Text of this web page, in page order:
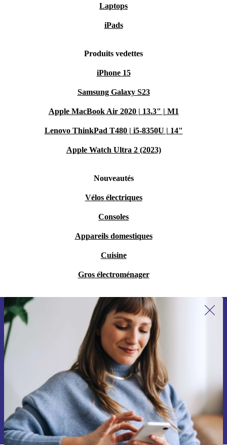
Laptops
iPads
Produits vedettes
iPhone 15
Samsung Galaxy S23
Apple MacBook Air 2020 | 13.3" | M1
Lenovo ThinkPad T480 | i5-8350U | 14"
Apple Watch Ultra 2 (2023)
Nouveautés
Vélos électriques
Consoles
Appareils domestiques
Cuisine
Gros électroménager
Recevoir offres et infos de refurbed
par mail
Ne manquez plus aucune offre.
S'inscrire
Retrouvez les informations sur l'utilisation des données personnelles
dans notre
politique de confidentialité.